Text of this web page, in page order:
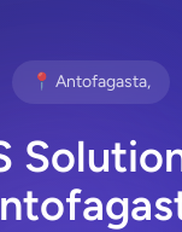
📍 Antofagasta,